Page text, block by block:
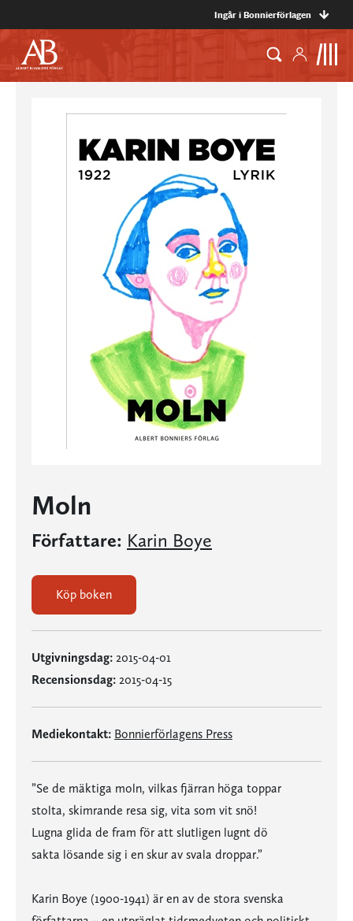
Ingår i Bonnierförlagen
Moln
Författare: Karin Boye
Köp boken
Utgivningsdag: 2015-04-01
Recensionsdag: 2015-04-15
Mediekontakt: Bonnierförlagens Press
”Se de mäktiga moln, vilkas fjärran höga toppar
stolta, skimrande resa sig, vita som vit snö!
Lugna glida de fram för att slutligen lugnt dö
sakta lösande sig i en skur av svala droppar.”
Karin Boye (1900-1941) är en av de stora svenska